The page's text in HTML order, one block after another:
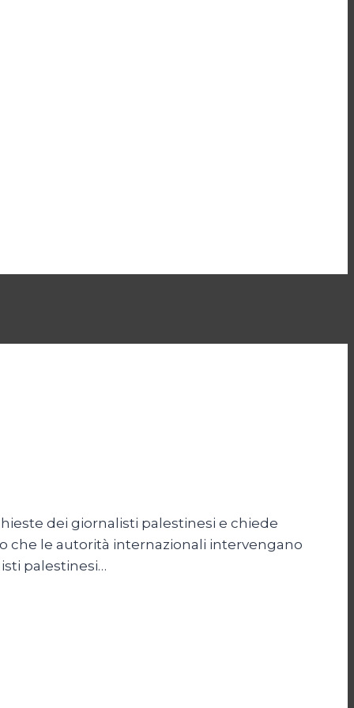
dei giornalisti palestinesi e chiede
che le autorità internazionali intervengano
palestinesi…